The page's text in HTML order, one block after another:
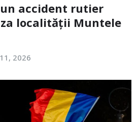
accident rutier
localității Muntele
2026